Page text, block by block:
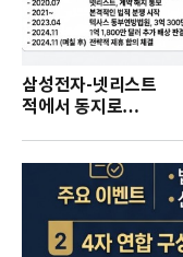
삼성전자-넷리스트
적에서 동지로…